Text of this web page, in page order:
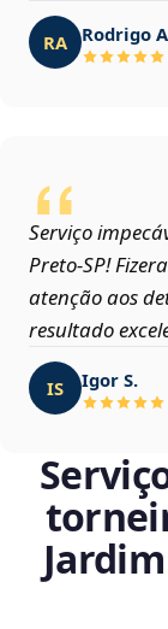
RA Rodrigo
Serviço
Preto‑SP!
atenção aos
resultado
IS Igor S.